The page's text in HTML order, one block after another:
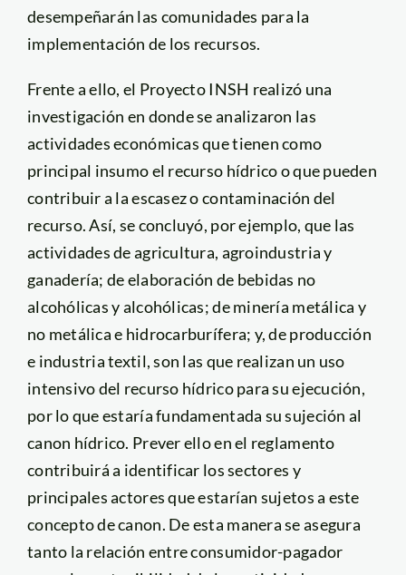
desempeñarán las comunidades para la
implementación de los recursos.
Frente a ello, el Proyecto INSH realizó una
investigación en donde se analizaron las
actividades económicas que tienen como
principal insumo el recurso hídrico o que pueden
contribuir a la escasez o contaminación del
recurso. Así, se concluyó, por ejemplo, que las
actividades de agricultura, agroindustria y
ganadería; de elaboración de bebidas no
alcohólicas y alcohólicas; de minería metálica y
no metálica e hidrocarburífera; y, de producción
e industria textil, son las que realizan un uso
intensivo del recurso hídrico para su ejecución,
por lo que estaría fundamentada su sujeción al
canon hídrico. Prever ello en el reglamento
contribuirá a identificar los sectores y
principales actores que estarían sujetos a este
concepto de canon. De esta manera se asegura
tanto la relación entre consumidor-pagador